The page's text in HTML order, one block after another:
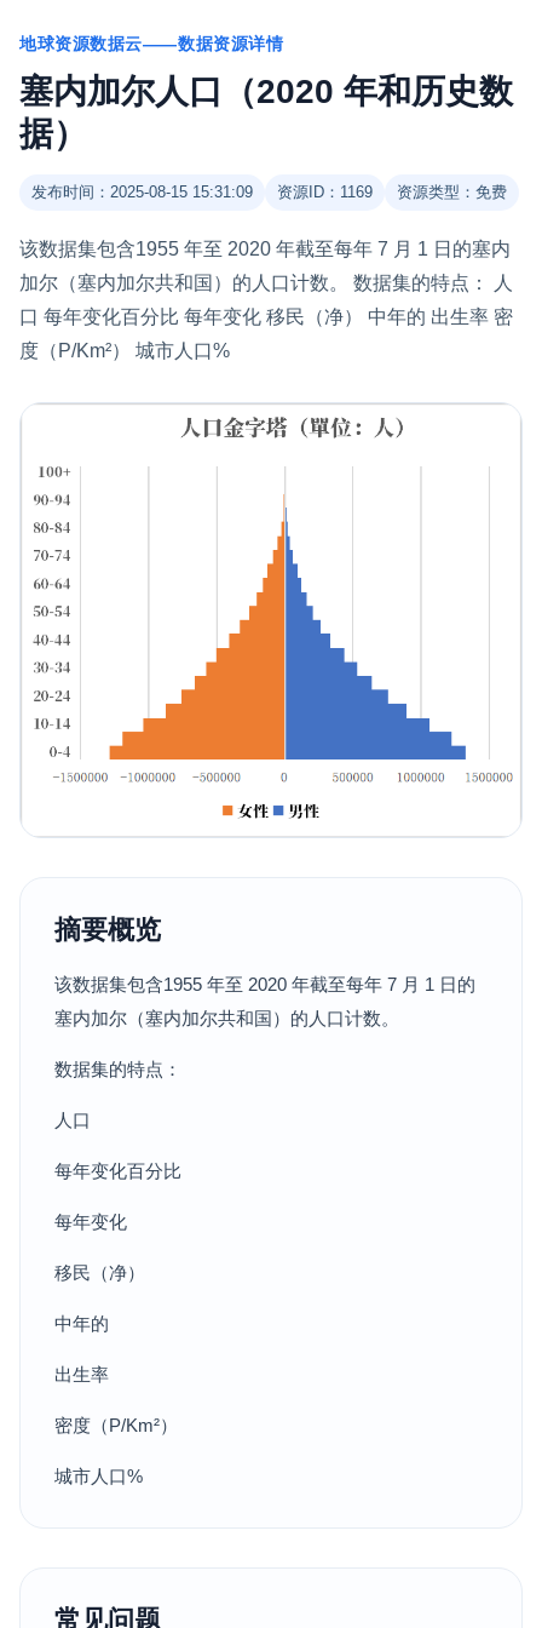
地球资源数据云——数据资源详情
塞内加尔人口（2020 年和历史数
据）
发布时间：2025-08-15 15:31:09 资源ID：1169 资源类型：免费
该数据集包含1955 年至 2020 年截至每年 7 月 1 日的塞内
加尔（塞内加尔共和国）的人口计数。 数据集的特点： 人
口 每年变化百分比 每年变化 移民（净） 中年的 出生率 密
度（P/Km²） 城市人口%
摘要概览
该数据集包含1955 年至 2020 年截至每年 7 月 1 日的
塞内加尔（塞内加尔共和国）的人口计数。
数据集的特点：
人口
每年变化百分比
每年变化
移民（净）
中年的
出生率
密度（P/Km²）
城市人口%
常见问题